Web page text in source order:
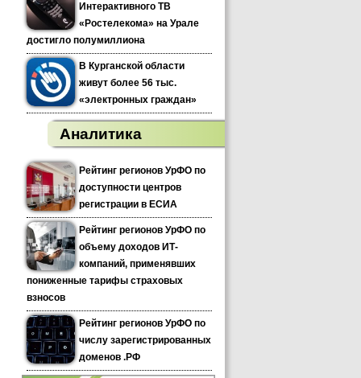
Интерактивного ТВ
«Ростелекома» на Урале
достигло полумиллиона
В Курганской области
живут более 56 тыс.
«электронных граждан»
Аналитика
Рейтинг регионов УрФО по
доступности центров
регистрации в ЕСИА
Рейтинг регионов УрФО по
объему доходов ИТ-
компаний, применявших
пониженные тарифы страховых
взносов
Рейтинг регионов УрФО по
числу зарегистрированных
доменов .РФ